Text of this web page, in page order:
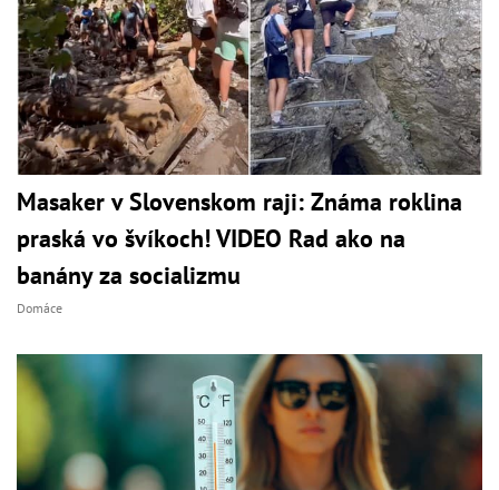
Masaker v Slovenskom raji: Známa roklina
praská vo švíkoch! VIDEO Rad ako na
banány za socializmu
Domáce